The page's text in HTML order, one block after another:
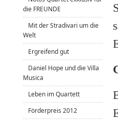
die FREUNDE
Mit der Stradivari um die
Welt
Ergreifend gut
Daniel Hope und die Villa
Musica
Leben im Quartett
Förderpreis 2012